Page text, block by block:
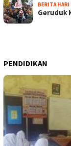
BERITA
Geruduk
PENDIDIKAN